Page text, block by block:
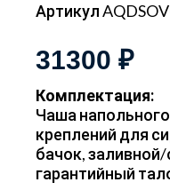
Артикул
31300 ₽
Комплектация:
Чаша
креплений для
бачок,
гарантийный